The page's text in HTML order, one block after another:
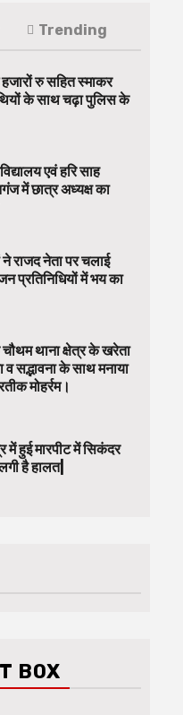
Trending
रु सहित स्माकर
के साथ चढ़ा पुलिस के
एवं हरि साह
में छात्र अध्यक्ष का
राजद नेता पर चलाई
प्रतिनिधियों में भय का
थाना क्षेत्र के खरेता
व सद्भावना के साथ मनाया
मोहर्रम।
में हुई मारपीट में सिकंदर
है हालत|
BOX